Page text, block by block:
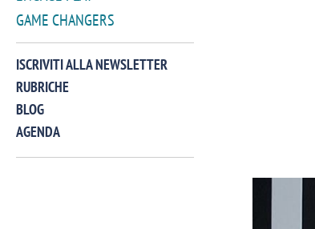
GAME CHANGERS
ISCRIVITI ALLA NEWSLETTER
RUBRICHE
BLOG
AGENDA